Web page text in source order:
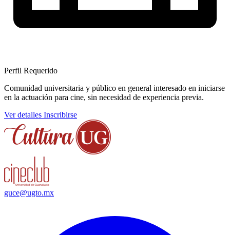
Perfil Requerido
Comunidad universitaria y público en general interesado en iniciarse
en la actuación para cine, sin necesidad de experiencia previa.
Ver detalles Inscribirse
guce@ugto.mx